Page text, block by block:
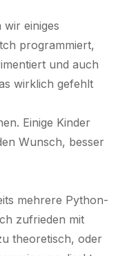
einiges
programmiert,
und auch
wirklich gefehlt
Einige Kinder
Wunsch, besser
mehrere Python-
zufrieden mit
theoretisch, oder